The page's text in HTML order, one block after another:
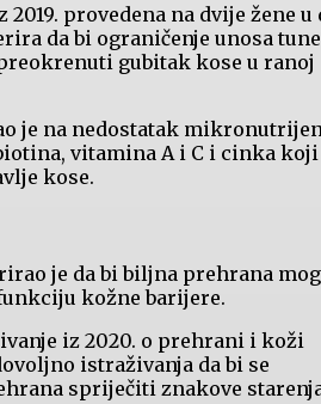
provedena na dvije žene u
da bi ograničenje unosa tune
gubitak kose u ranoj
je na nedostatak
vitamina A i C i cinka koji
kose.
je da bi biljna prehrana
kožne barijere.
iz 2020. o prehrani i koži
istraživanja da bi se
spriječiti znakove